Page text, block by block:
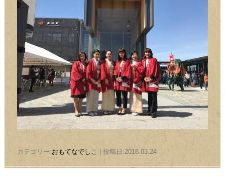
カテゴリー:おもてなでしこ | 投稿日:2018.03.24